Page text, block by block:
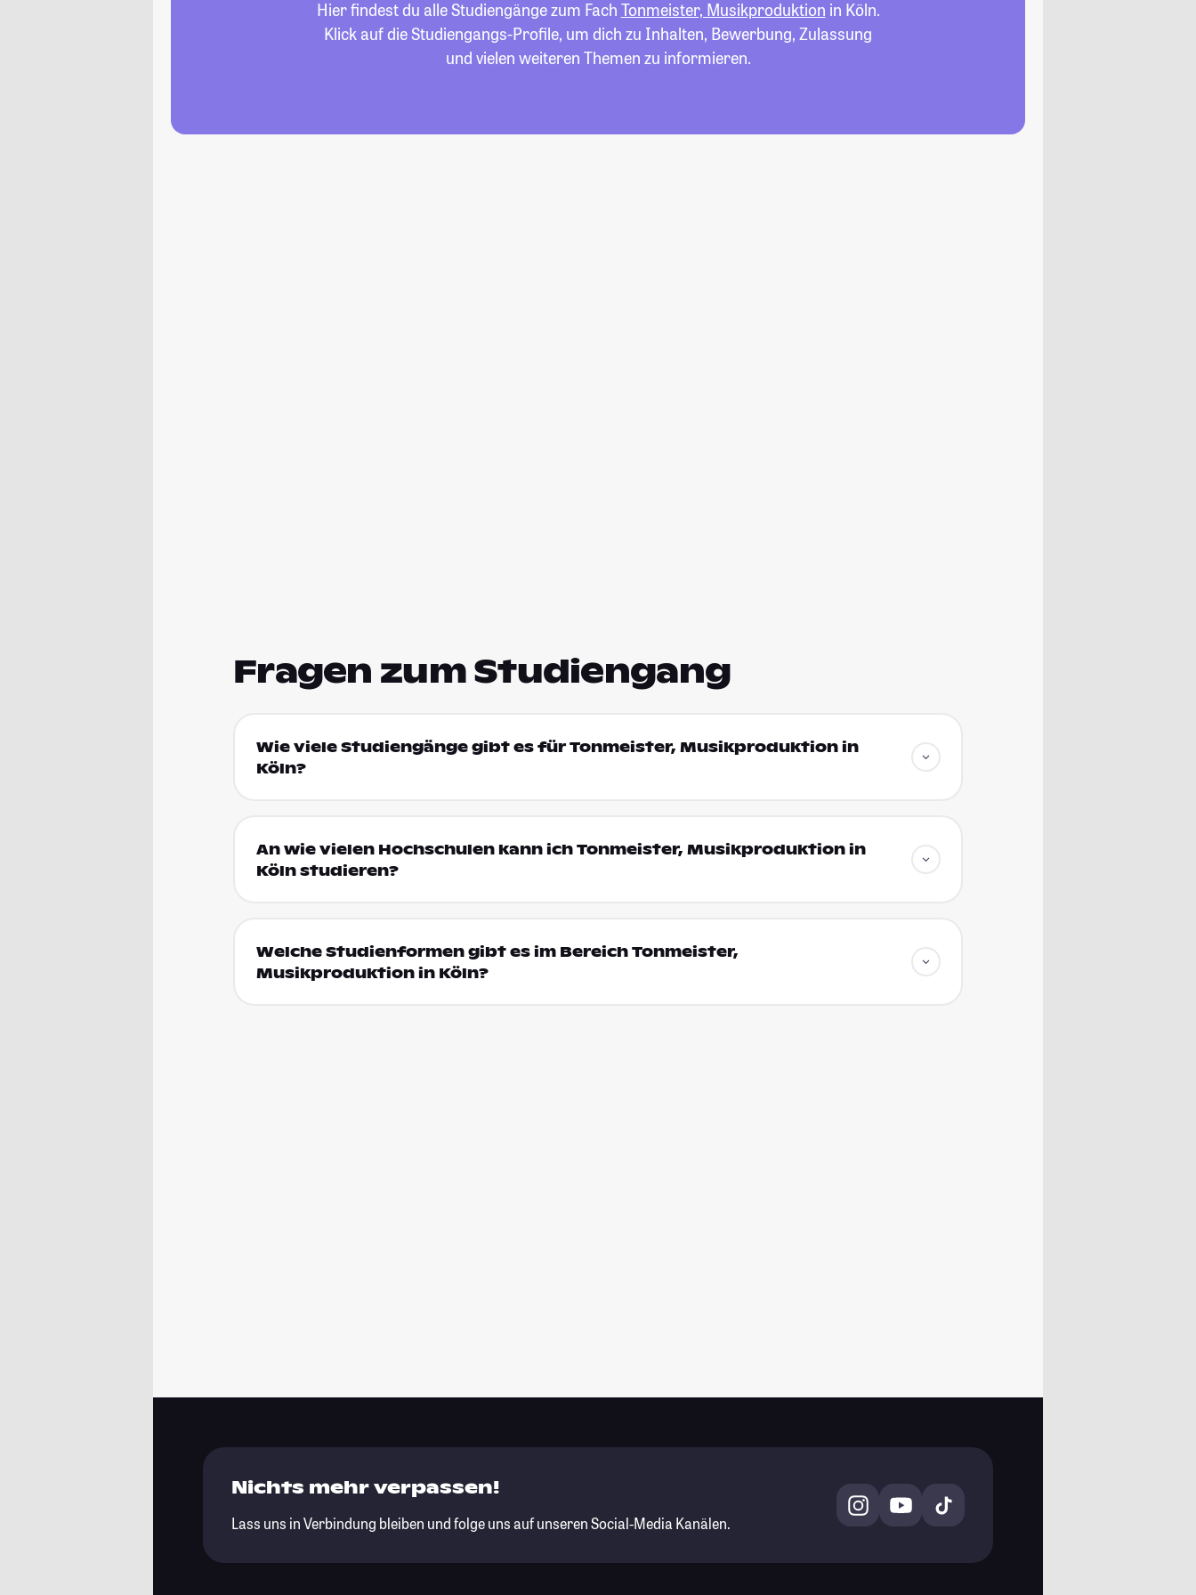
Hier findest du alle Studiengänge zum Fach Tonmeister, Musikproduktion in Köln.
Klick auf die Studiengangs-Profile, um dich zu Inhalten, Bewerbung, Zulassung
und vielen weiteren Themen zu informieren.
Fragen zum Studiengang
Wie viele Studiengänge gibt es für Tonmeister, Musikproduktion in
Köln?
An wie vielen Hochschulen kann ich Tonmeister, Musikproduktion in
Köln studieren?
Welche Studienformen gibt es im Bereich Tonmeister,
Musikproduktion in Köln?
Nichts mehr verpassen!
Lass uns in Verbindung bleiben und folge uns auf unseren Social-Media Kanälen.